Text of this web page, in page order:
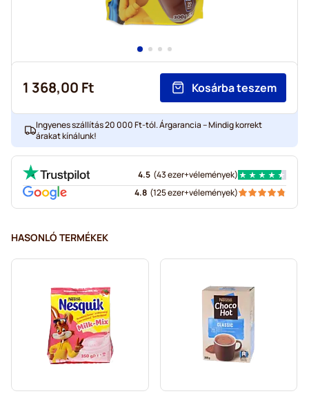
1 368,00 Ft Kosárba teszem
Ingyenes szállítás 20 000 Ft-tól. Árgarancia – Mindig korrekt
árakat kínálunk!
4.5 (43 ezer+vélemények)
4.8 (125 ezer+vélemények)
HASONLÓ TERMÉKEK